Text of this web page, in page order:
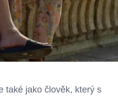
také jako člověk, který s